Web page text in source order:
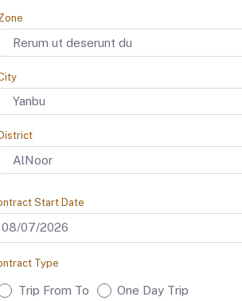
District
Start Date
Type
Trip From To One Day Trip